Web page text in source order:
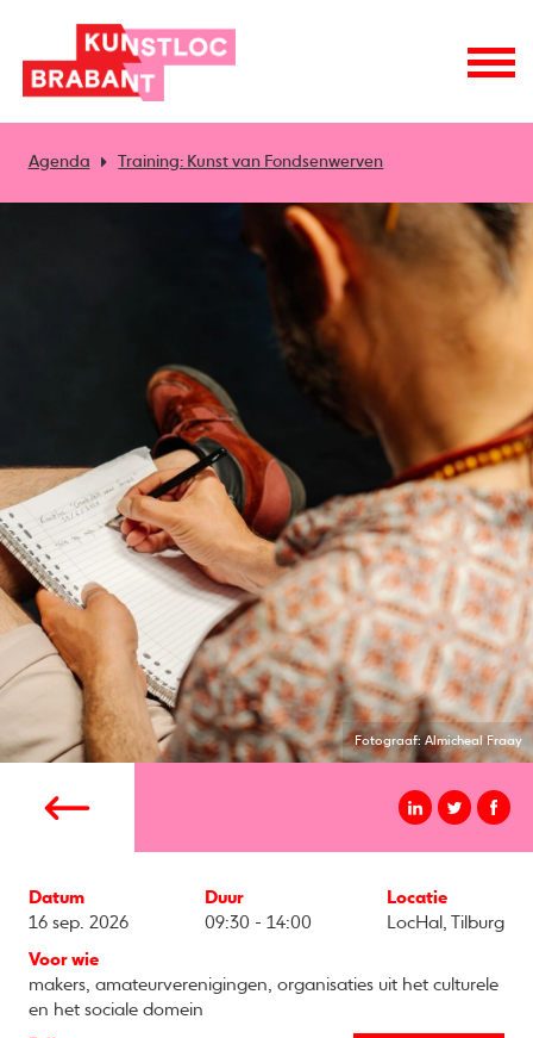
Agenda Training: Kunst van Fondsenwerven
Fotograaf: Almicheal Fraay
Datum
16 sep. 2026
Duur
09:30 - 14:00
Locatie
LocHal, Tilburg
Voor wie
makers, amateurverenigingen, organisaties uit het culturele
en het sociale domein